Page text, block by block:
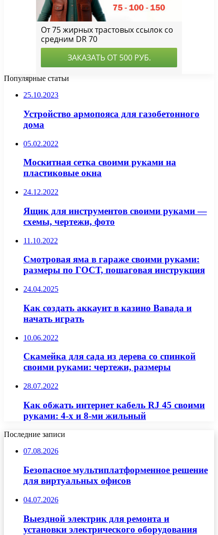
Популярные статьи
25.10.2023
Устройство армопояса для газобетонного
дома
05.02.2022
Москитная сетка своими руками на
пластиковые окна
24.12.2022
Ящик для инструментов своими руками —
схемы, чертежи, фото
11.10.2022
Смотровая яма в гараже своими руками:
размеры по ГОСТ, пошаговая инструкция
24.04.2025
Как создать аккаунт в казино Вавада и
начать играть
10.06.2022
Скамейка для сада из дерева со спинкой
своими руками: чертежи, размеры
28.07.2022
Как обжать интернет кабель RJ 45 своими
руками: 4-х и 8-ми жильный
Последние записи
07.08.2026
Безопасное мультиплатформенное решение
для виртуальных офисов
04.07.2026
Выездной электрик для ремонта и
установки электрического оборудования